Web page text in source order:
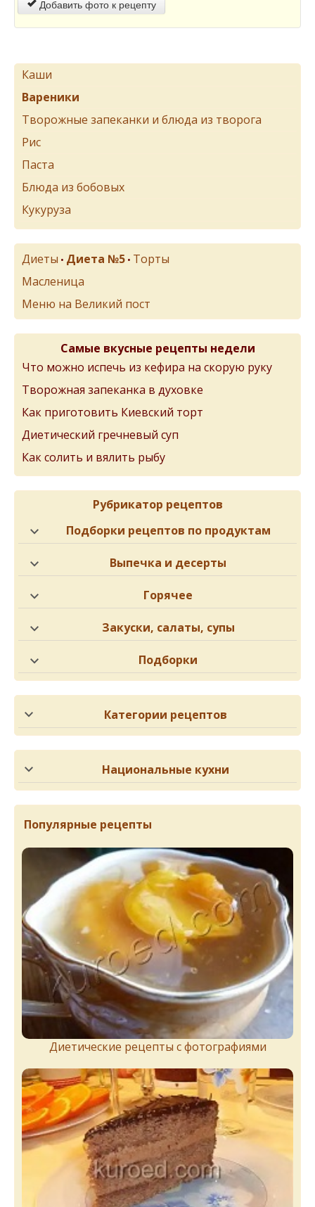
Добавить фото к рецепту
Каши
Вареники
Творожные запеканки и блюда из творога
Рис
Паста
Блюда из бобовых
Кукуруза
Диеты • Диета №5 • Торты
Масленица
Меню на Великий пост
Самые вкусные рецепты недели
Что можно испечь из кефира на скорую руку
Творожная запеканка в духовке
Как приготовить Киевский торт
Диетический гречневый суп
Как солить и вялить рыбу
Рубрикатор рецептов
Подборки рецептов по продуктам
Выпечка и десерты
Горячее
Закуски, салаты, супы
Подборки
Категории рецептов
Национальные кухни
Популярные рецепты
Диетические рецепты с фотографиями